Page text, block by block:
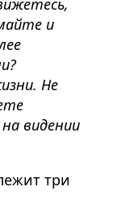
и
Не
видении
три